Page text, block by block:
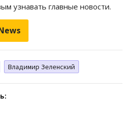
узнавать главные новости.
Владимир Зеленский